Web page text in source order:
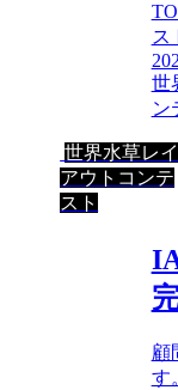
ス
世
ン
世界水草レイ
アウトコンテ
スト
顧
す